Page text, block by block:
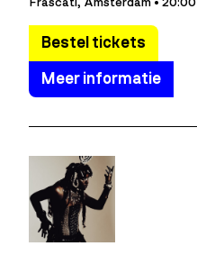
Bestel tickets
Meer informatie